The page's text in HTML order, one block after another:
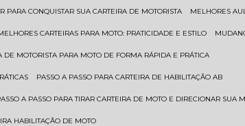
PARA CONQUISTAR SUA CARTEIRA DE MOTORISTA MELHORES
MELHORES CARTEIRAS PARA MOTO: PRATICIDADE E ESTILO
DE MOTORISTA PARA MOTO DE FORMA RÁPIDA E PRÁTICA
PASSO A PASSO PARA CARTEIRA DE HABILITAÇÃO AB
PASSO A PASSO PARA TIRAR CARTEIRA DE MOTO E DIRECIONAR SUA
HABILITAÇÃO DE MOTO